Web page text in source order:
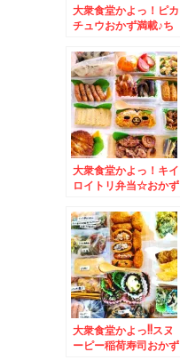
大衆食堂かよっ！ピカ
チュウおかず満載♪ち
も♪＆道東の中札内村
「ファームレストラン
野島さんち」の「ポー
クジンジャーステー
キ」美味(*´艸`*)
大衆食堂かよっ！キイ
ロイトリ弁当☆おかず
の「鈴木牧場牛乳」さ
んの「ソフトクリー
ム」美味(*´艸`*)
大衆食堂かよっ!!スヌ
ーピー稲荷寿司おかず